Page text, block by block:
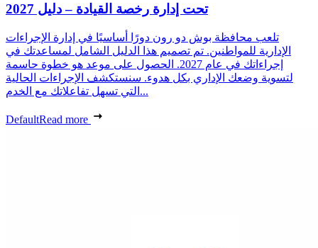
تحت إدارة رخصة القيادة – دليل 2027
تلعب محافظة بوش دو رون دورًا أساسيًا في إدارة الإجراءات
الإدارية للمواطنين. تم تصميم هذا الدليل الشامل لمساعدتك في
إجراءاتك في عام 2027. الحصول على موعد هو خطوة حاسمة
لتسوية وضعك الإداري بكل هدوء. سنستكشف الإجراءات الحالية
التي تسهل تفاعلاتك مع الخدم...
DefaultRead more